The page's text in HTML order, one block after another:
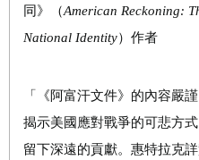
同》（American Reckoning:
National Identity）作者
「《阿富汗文件》的內容嚴
揭示美國應對戰爭的可悲方
留下深遠的貢獻。惠特拉克